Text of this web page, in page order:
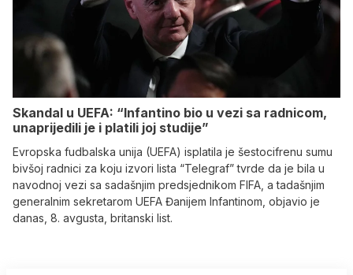
Skandal u UEFA: “Infantino bio u vezi sa radnicom,
unaprijedili je i platili joj studije”
Evropska fudbalska unija (UEFA) isplatila je šestocifrenu sumu
bivšoj radnici za koju izvori lista “Telegraf” tvrde da je bila u
navodnoj vezi sa sadašnjim predsjednikom FIFA, a tadašnjim
generalnim sekretarom UEFA Đanijem Infantinom, objavio je
danas, 8. avgusta, britanski list.